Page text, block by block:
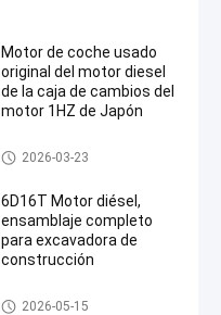
Motor de coche usado
original del motor diesel
de la caja de cambios del
motor 1HZ de Japón
Recambios del motor de Toyo
ta
2026-03-23
6D16T Motor diésel,
ensamblaje completo
para excavadora de
construcción
Piezas del motor japonesas
2026-05-15